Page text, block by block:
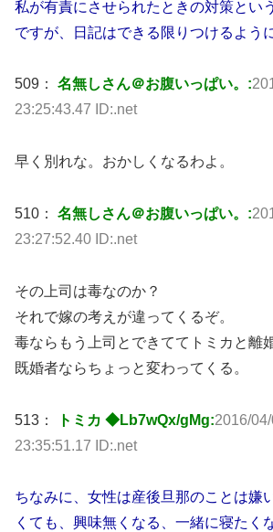
私が有責にさせられたときの対策とい
ですが、日記はできる限りつけるよう
509： 名無しさん＠お腹いっぱい。:
23:25:43.47 ID:.net
早く別れな。おかしくなるわよ。
510： 名無しさん＠お腹いっぱい。:
23:27:52.40 ID:.net
その上司は毒なのか？
それで嫁の考えが違ってくるぞ。
毒ならもう上司とできててトミカと離
既婚者ならちょっと変わってくる。
513： トミカ ◆Lb7wQx/gMg:2016/
23:35:51.17 ID:.net
ちなみに、女性は産後旦那のことは嫌
くても、興味無くなる、一緒に寝たく